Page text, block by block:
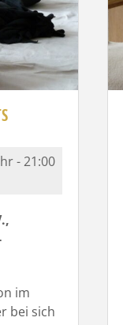
- 21:00
im
bei sich